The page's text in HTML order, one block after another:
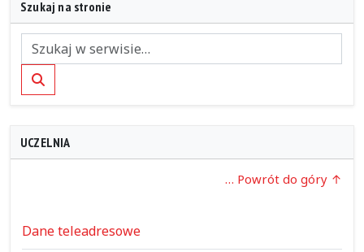
Szukaj na stronie
Szukaj
UCZELNIA
… Powrót do góry
Dane teleadresowe